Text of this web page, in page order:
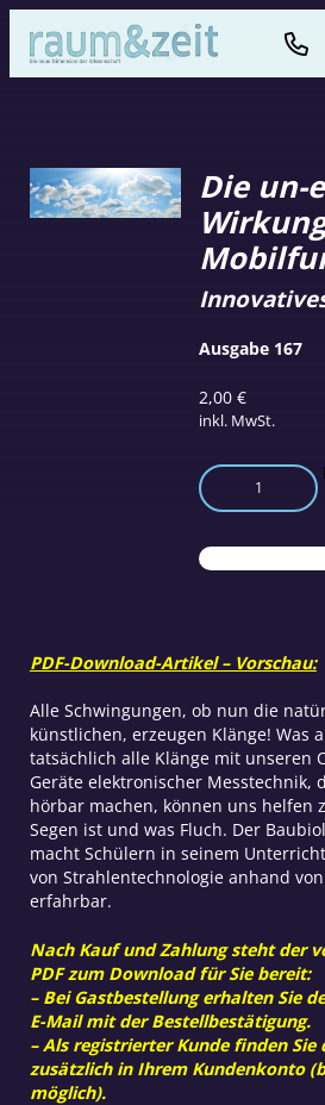
Die un-
2,00€
inkl. MwSt.
Die
un-
hörte
Wirkung
Ausgabe 167
PDF-Download-Artikel – Vorschau:
Alle Schwingungen, ob nun die
künstlichen, erzeugen Klänge! Was
tatsächlich alle Klänge mit unseren
Geräte elektronischer Messtechnik,
hörbar machen, können uns helfen
Segen ist und was Fluch. Der
macht Schülern in seinem
von Strahlentechnologie anhand
erfahrbar.
Nach Kauf und Zahlung steht der
PDF zum Download für Sie bereit:
– Bei Gastbestellung erhalten Sie
E-Mail mit der Bestellbestätigung.
– Als registrierter Kunde finden Sie
zusätzlich in Ihrem Kundenkonto
möglich).